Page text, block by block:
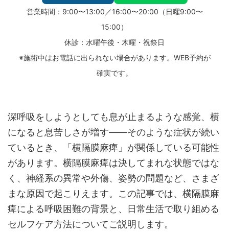
営業時間：9:00〜13:00／16:00〜20:00（日曜9:00〜
15:00）
休診：水曜午後・木曜・祝祭日
※施術中はお電話に出られない場合があります。WEB予約が
確実です。
深呼吸をしようとしても息が止まるような感覚、横
になると息苦しさが増す——そのような症状が続い
ているとき、「横隔膜麻痺」が関係している可能性
があります。横隔膜麻痺は決してまれな状態ではな
く、神経系の異常や外傷、姿勢の問題など、さまざ
まな原因で起こりえます。この記事では、横隔膜麻
痺による呼吸困難の背景と、日常生活で取り組める
セルフケア方法についてご説明します。